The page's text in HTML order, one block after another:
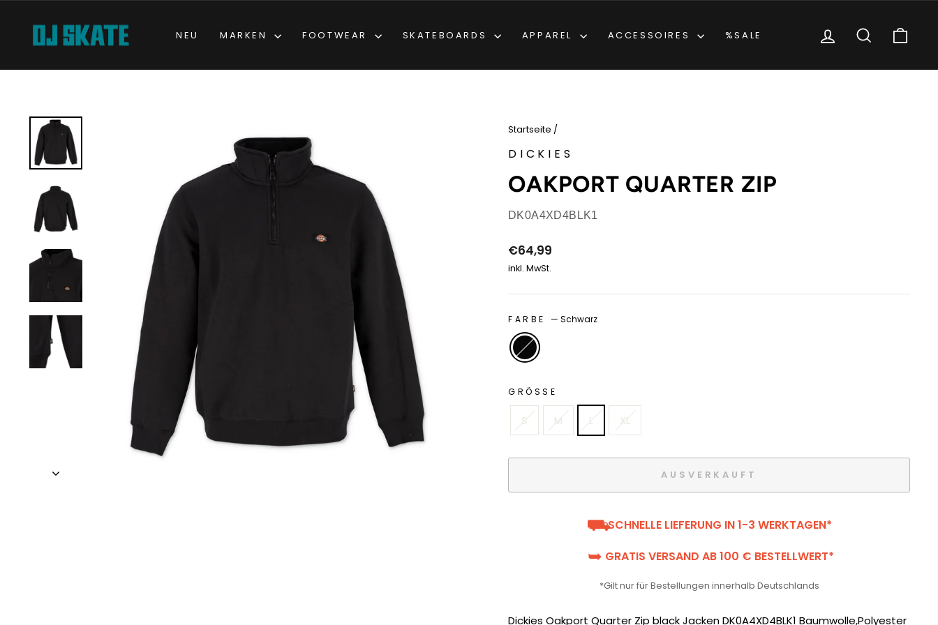
NEU MARKEN FOOTWEAR SKATEBOARDS APPAREL ACCESSOIRES %SALE EINLOGGEN
SUCHE
Startseite /
DICKIES
OAKPORT QUARTER ZIP
DK0A4XD4BLK1
Normaler
Preis
€64,99
inkl. MwSt.
FARBE — Schwarz
GRÖSSE
S M L XL
AUSVERKAUFT
⛟SCHNELLE LIEFERUNG IN 1-3 WERKTAGEN*
➥ GRATIS VERSAND AB 100 € BESTELLWERT*
*Gilt nur für Bestellungen innerhalb Deutschlands
Dickies Oakport Quarter Zip black Jacken DK0A4XD4BLK1 Baumwolle,Polyester